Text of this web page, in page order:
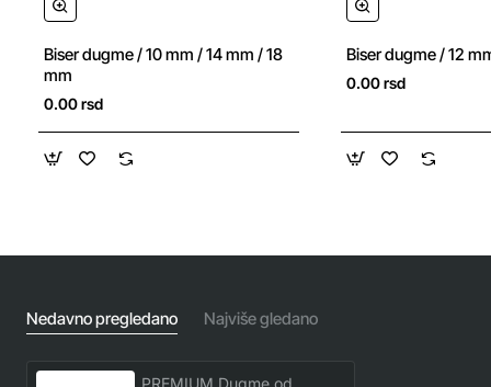
Biser dugme / 10 mm / 14 mm / 18
mm
0.00 rsd
Biser dugme / 12
0.00 rsd
Nedavno pregledano Najviše gledano
PREMIUM Dugme od